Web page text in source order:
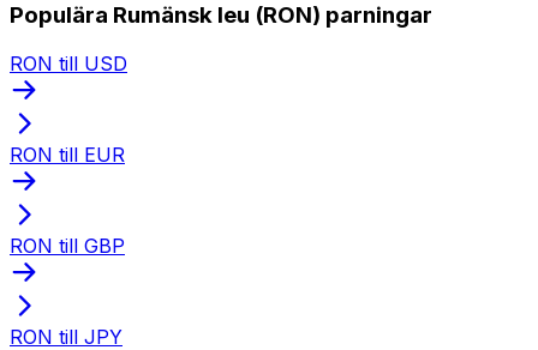
Populära Rumänsk leu (RON) parningar
RON till USD
RON till EUR
RON till GBP
RON till JPY